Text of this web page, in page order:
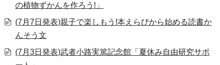
の植物ずかんを作ろう!」
(7月7日発表)親子で楽しもう!本えらびから始める読書か
んそう文
(7月3日発表)武者小路実篤記念館「夏休み自由研究サポ